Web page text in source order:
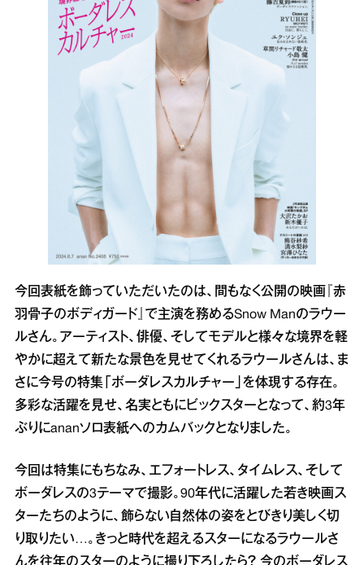
今回表紙を飾っていただいたのは、間もなく公開の映画『赤
羽骨子のボディガード』で主演を務めるSnow Manのラウー
ルさん。アーティスト、俳優、そしてモデルと様々な境界を軽
やかに超えて新たな景色を見せてくれるラウールさんは、ま
さに今号の特集「ボーダレスカルチャー」を体現する存在。
多彩な活躍を見せ、名実ともにビックスターとなって、約3年
ぶりにananソロ表紙へのカムバックとなりました。
今回は特集にもちなみ、エフォートレス、タイムレス、そして
ボーダレスの3テーマで撮影。90年代に活躍した若き映画ス
ターたちのように、飾らない自然体の姿をとびきり美しく切
り取りたい…。きっと時代を超えるスターになるラウールさ
んを往年のスターのように撮り下ろしたら？ 今のボーダレス